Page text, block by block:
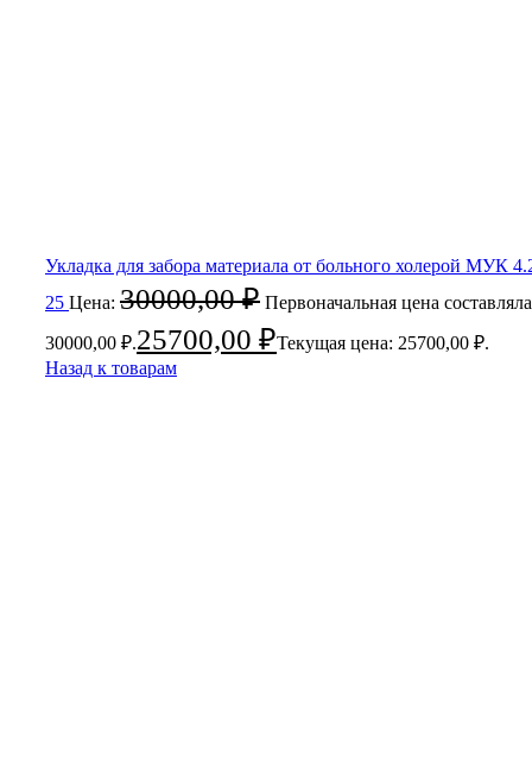
Укладка для забора материала от больного холерой МУК
25 Цена: 30000,00₽ Первоначальная цена составляла
30000,00 ₽.25700,00 ₽Текущая цена: 25700,00 ₽.
Назад к товарам